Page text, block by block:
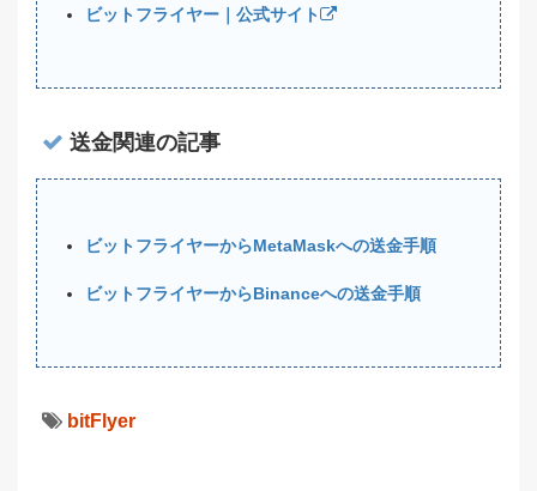
ビットフライヤー｜公式サイト
送金関連の記事
ビットフライヤーからMetaMaskへの送金手順
ビットフライヤーからBinanceへの送金手順
bitFlyer